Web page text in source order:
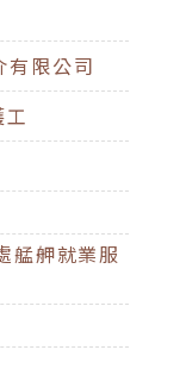
有限公司
艋舺就業服